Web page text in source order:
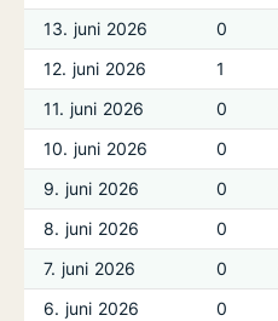
13. juni 2026
0
12. juni 2026
1
11. juni 2026
0
10. juni 2026
0
9. juni 2026
0
8. juni 2026
0
7. juni 2026
0
6. juni 2026
0